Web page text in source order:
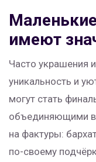
имеют
Часто украшения
уникальность и
могут стать
объединяющими
на фактуры:
по-своему